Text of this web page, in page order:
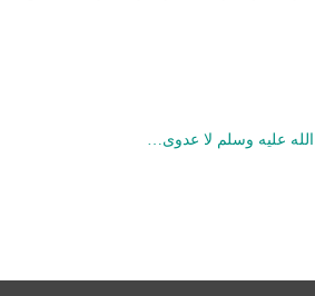
عليه وسلم لا عدوى…